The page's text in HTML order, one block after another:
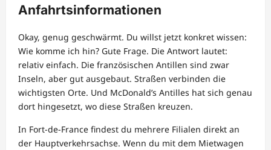
Anfahrtsinformationen
Okay, genug geschwärmt. Du willst jetzt konkret wissen:
Wie komme ich hin? Gute Frage. Die Antwort lautet:
relativ einfach. Die französischen Antillen sind zwar
Inseln, aber gut ausgebaut. Straßen verbinden die
wichtigsten Orte. Und McDonald’s Antilles hat sich genau
dort hingesetzt, wo diese Straßen kreuzen.
In Fort-de-France findest du mehrere Filialen direkt an
der Hauptverkehrsachse. Wenn du mit dem Mietwagen